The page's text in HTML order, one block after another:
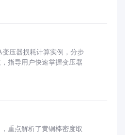
变压器损耗计算实例，分步
指导用户快速掌握变压器
重点解析了黄铜棒密度取